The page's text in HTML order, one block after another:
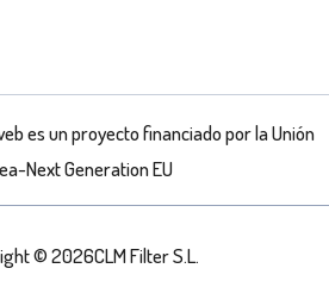
es un proyecto financiado por la Unión
Next Generation EU
© 2026CLM Filter S.L.